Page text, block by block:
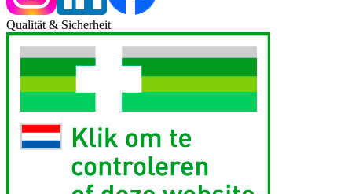
Qualität & Sicherheit